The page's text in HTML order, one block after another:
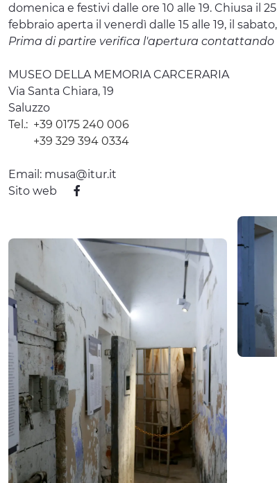
domenica e festivi dalle ore 10 alle 19. Chiusa il
febbraio aperta il venerdì dalle 15 alle 19, il
Prima di partire verifica l'apertura contattando
MUSEO DELLA MEMORIA CARCERARIA
Via Santa Chiara, 19
Saluzzo
Tel.: +39 0175 240 006
+39 329 394 0334
Email: musa@itur.it
Sito web